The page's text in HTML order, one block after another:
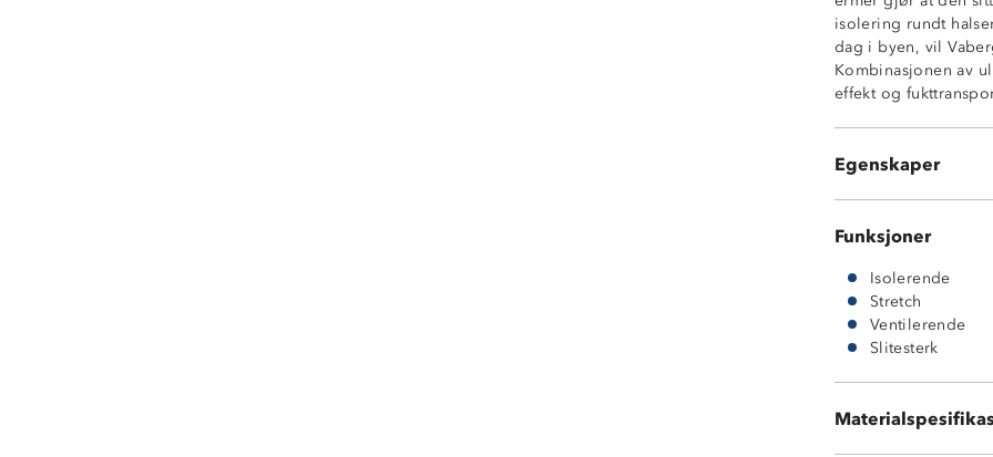
isolering rundt
dag i byen, vil
Kombinasjonen av
effekt og
Egenskaper
Isolerende
Varm
Slitesterk
Naturlig
Høy polohals
Funksjoner
Isolerende
Stretch
Ventilerende
Slitesterk
45 % akryl